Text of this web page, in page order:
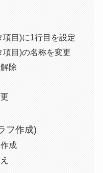
項目)に1行目を設定
目)の名称を変更
除
フ作成)
成